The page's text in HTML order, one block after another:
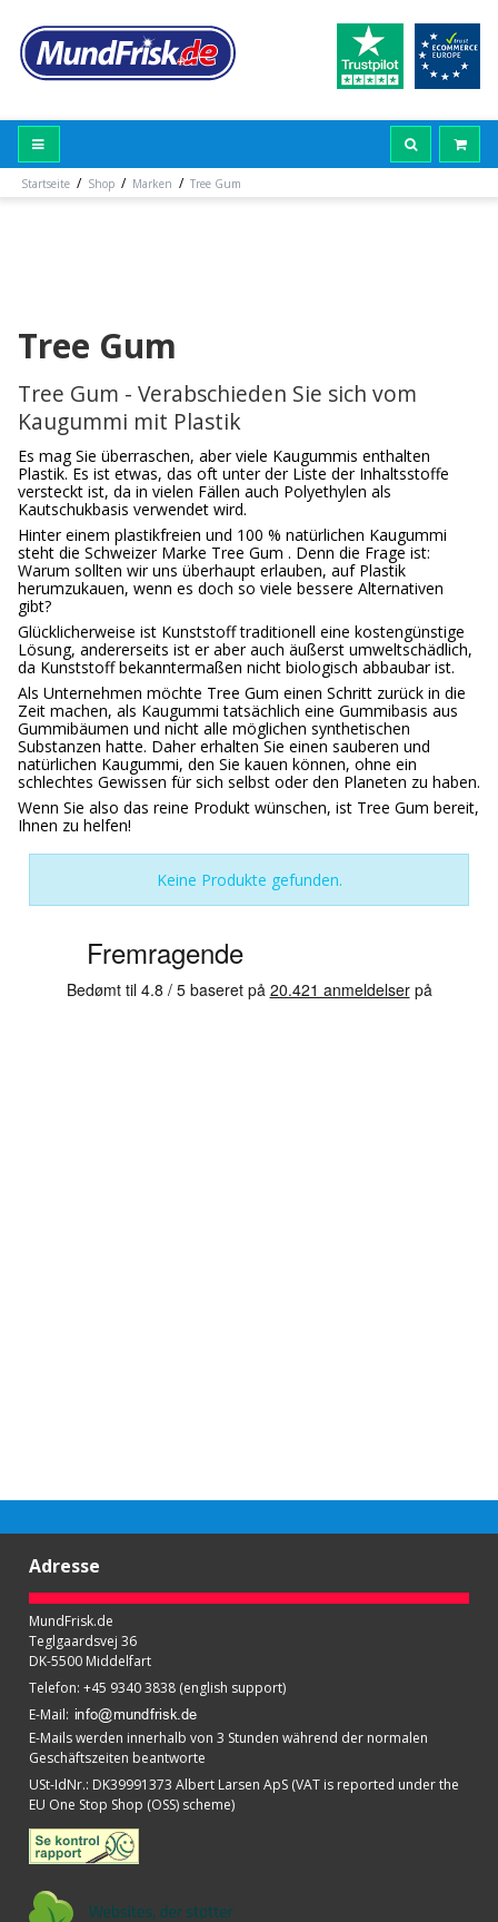
Startseite / Shop / Marken / Tree Gum
Tree Gum
Tree Gum - Verabschieden Sie sich vom
Kaugummi mit Plastik
Es mag Sie überraschen, aber viele Kaugummis enthalten
Plastik. Es ist etwas, das oft unter der Liste der Inhaltsstoffe
versteckt ist, da in vielen Fällen auch Polyethylen als
Kautschukbasis verwendet wird.
Hinter einem plastikfreien und 100 % natürlichen Kaugummi
steht die Schweizer Marke Tree Gum . Denn die Frage ist:
Warum sollten wir uns überhaupt erlauben, auf Plastik
herumzukauen, wenn es doch so viele bessere Alternativen
gibt?
Glücklicherweise ist Kunststoff traditionell eine kostengünstige
Lösung, andererseits ist er aber auch äußerst umweltschädlich,
da Kunststoff bekanntermaßen nicht biologisch abbaubar ist.
Als Unternehmen möchte Tree Gum einen Schritt zurück in die
Zeit machen, als Kaugummi tatsächlich eine Gummibasis aus
Gummibäumen und nicht alle möglichen synthetischen
Substanzen hatte. Daher erhalten Sie einen sauberen und
natürlichen Kaugummi, den Sie kauen können, ohne ein
schlechtes Gewissen für sich selbst oder den Planeten zu haben.
Wenn Sie also das reine Produkt wünschen, ist Tree Gum bereit,
Ihnen zu helfen!
Keine Produkte gefunden.
Adresse
MundFrisk.de
Teglgaardsvej 36
DK-5500 Middelfart
Telefon: +45 9340 3838 (english support)
E-Mail:
E-Mails werden innerhalb von 3 Stunden während der normalen
Geschäftszeiten beantworte
USt-IdNr.: DK39991373 Albert Larsen ApS (VAT is reported under the
EU One Stop Shop (OSS) scheme)